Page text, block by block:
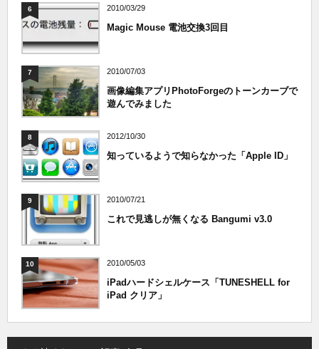
6 2010/03/29
Magic Mouse 電池交換3回目
7 2010/07/03
画像編集アプリPhotoForgeのトーンカーブで
遊んでみました
8 2012/10/30
知っているようで知らなかった「Apple ID」
9 2010/07/21
これで見逃しが無くなる Bangumi v3.0
10 2010/05/03
iPadハードシェルケース「TUNESHELL for
iPad クリア」